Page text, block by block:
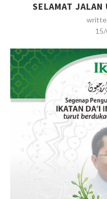
SELAMAT JALAN